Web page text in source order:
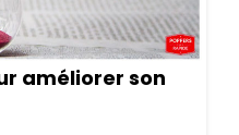
améliorer son